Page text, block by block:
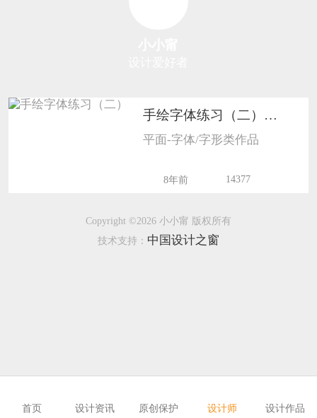
恭喜133****6466用户作品已成功备案！
恭喜131****1475用户作品已成功备案！
手绘字体练习（二）1005
平面-字体/字形类作品
8年前 14377
Copyright ©2026 小小甯 版权所有
技术支持： 中国设计之窗
首页 设计资讯 原创保护 设计师 设计作品